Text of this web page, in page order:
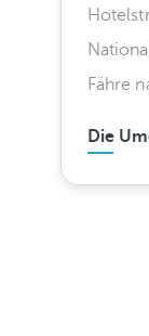
Fähre
Die